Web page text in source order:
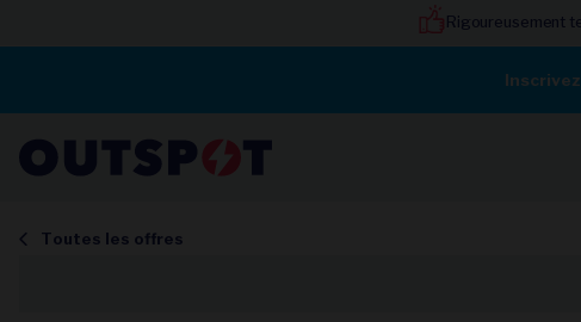
Rigoureusement
Toutes les offres